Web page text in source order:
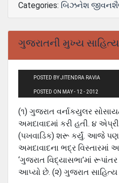
Categories: બિઝનેશ
ગુજરાતની મુખ્‍ય
POSTED BY JITENDRA RAVIA
POSTED ON MAY - 12 - 2012
(૧) ગુજરાત વર્નાકયુલર
અમદાવાદમાં કરી હતી. ૪
(પખવાડિક) શરૂ કર્યું. આજે પણ
અમદાવાદના ભદ્ર વિસ્‍તારમાં
‘ગુજરાત વિદ્યાસભા’માં
આપ્‍યો છે. (૨) ગુજરાત સાહિત્‍ય